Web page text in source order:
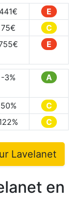
441€
E
75€
C
€ E
-3% A
50%
C
% C
Lavelanet
en